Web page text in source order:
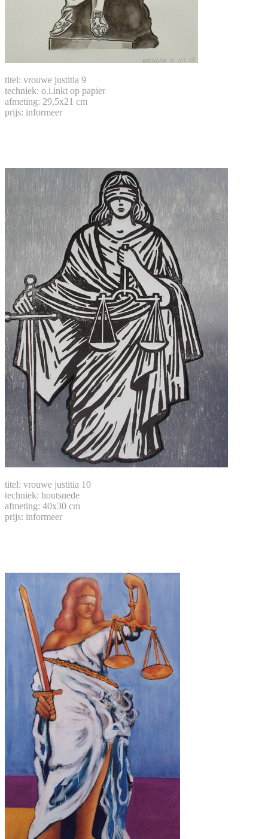
titel: vrouwe justitia 9
techniek: o.i.inkt op papier
afmeting: 29,5x21 cm
prijs: informeer
titel: vrouwe justitia 10
techniek: houtsnede
afmeting: 40x30 cm
prijs: informeer